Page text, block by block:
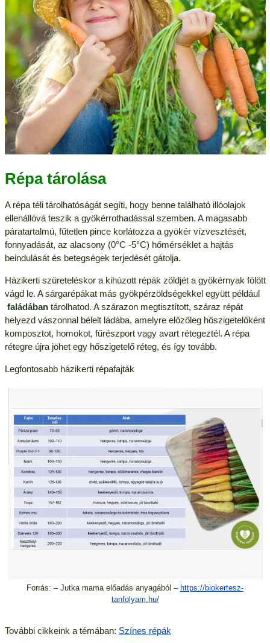
Répa tárolása
A répa téli tárolhatóságát segíti, hogy benne található illóolajok
ellenállóvá teszik a gyökérrothadással szemben. A magasabb
páratartalmú, fűtetlen pince korlátozza a gyökér vízvesztését,
fonnyadását, az alacsony (0°C -5°C) hőmérséklet a hajtás
beindulását és betegségek terjedését gátolja.
Házikerti szüreteléskor a kihúzott répák zöldjét a gyökérnyak fölött
vágd le. A sárgarépákat más gyökpérzöldségekkel együtt például
faládábantárolhatod. A szárazon megtisztított, száraz répát
helyezd vászonnal bélelt ládába, amelyre előzőleg hőszigetelőként
komposztot, homokot, fűrészport vagy avart rétegeztél. A répa
rétegre újra jöhet egy hőszigetelő réteg, és így tovább.
Legfontosabb házikerti répafajták
Forrás: – Jutka mama előadás anyagából – https://biokertesz-
tanfolyam.hu/
További cikkeink a témában: Színes répák